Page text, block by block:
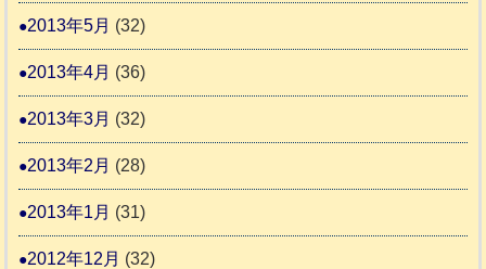
2013年5月 (32)
2013年4月 (36)
2013年3月 (32)
2013年2月 (28)
2013年1月 (31)
2012年12月 (32)